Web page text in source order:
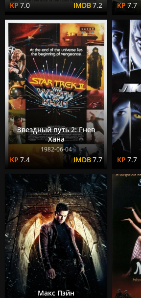
7.0 7.2 7.7
Звездный путь 2: Гнев
Хана
1982-06-04
7.4 7.7 7.7
Макс Пэйн